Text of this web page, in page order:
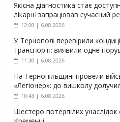
Якісна діагностика стає
лікарні запрацював сучасний
12:00 | 6.08.2026
У Тернополі перевірили
транспорті: виявили одне
11:30 | 6.08.2026
На Тернопільщині провели
«Легіонер»: до вишколу
10:43 | 6.08.2026
Шестеро потерпілих унаслідок